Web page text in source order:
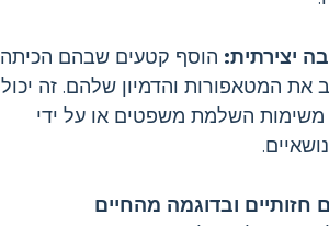
יצירתית: הוסף קטעים שבהם הכיתה
את המטאפורות והדמיון שלהם. זה יכול
משימות השלמת משפטים או על ידי
ובדוגמה מהחיים